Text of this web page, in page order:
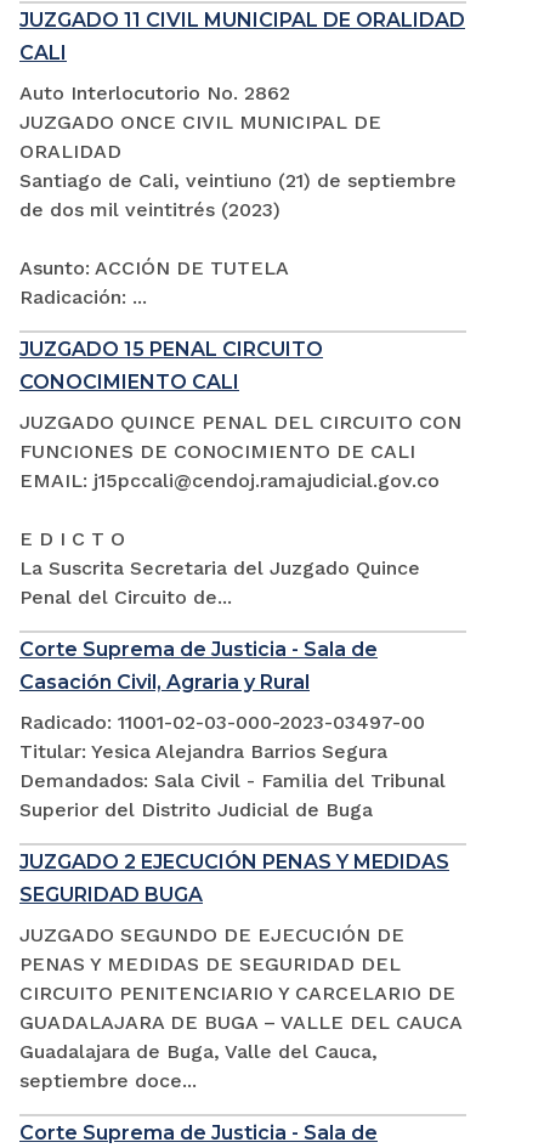
JUZGADO 11 CIVIL MUNICIPAL DE ORALIDAD
CALI
Auto Interlocutorio No. 2862
JUZGADO ONCE CIVIL MUNICIPAL DE
ORALIDAD
Santiago de Cali, veintiuno (21) de septiembre
de dos mil veintitrés (2023)
Asunto: ACCIÓN DE TUTELA
Radicación: ...
JUZGADO 15 PENAL CIRCUITO
CONOCIMIENTO CALI
JUZGADO QUINCE PENAL DEL CIRCUITO CON
FUNCIONES DE CONOCIMIENTO DE CALI
EMAIL: j15pccali@cendoj.ramajudicial.gov.co
E D I C T O
La Suscrita Secretaria del Juzgado Quince
Penal del Circuito de...
Corte Suprema de Justicia - Sala de
Casación Civil, Agraria y Rural
Radicado: 11001-02-03-000-2023-03497-00
Titular: Yesica Alejandra Barrios Segura
Demandados: Sala Civil - Familia del Tribunal
Superior del Distrito Judicial de Buga
JUZGADO 2 EJECUCIÓN PENAS Y MEDIDAS
SEGURIDAD BUGA
JUZGADO SEGUNDO DE EJECUCIÓN DE
PENAS Y MEDIDAS DE SEGURIDAD DEL
CIRCUITO PENITENCIARIO Y CARCELARIO DE
GUADALAJARA DE BUGA – VALLE DEL CAUCA
Guadalajara de Buga, Valle del Cauca,
septiembre doce...
Corte Suprema de Justicia - Sala de